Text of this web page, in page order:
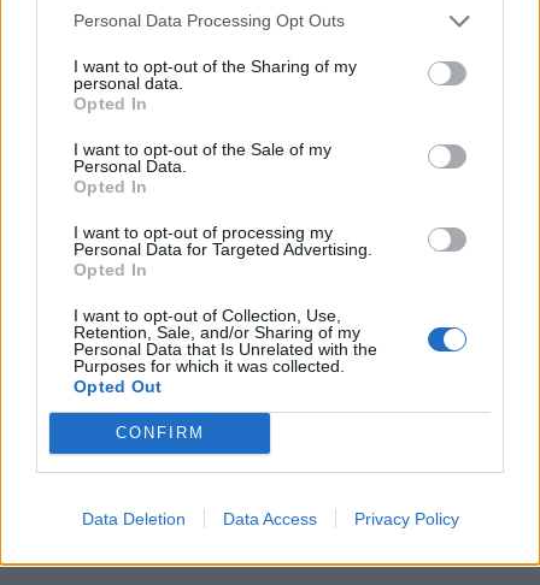
Personal Data Processing Opt Outs
I want to opt-out of the Sharing of my
personal data.
Opted In
I want to opt-out of the Sale of my
Personal Data.
Opted In
I want to opt-out of processing my
Personal Data for Targeted Advertising.
Opted In
I want to opt-out of Collection, Use,
Retention, Sale, and/or Sharing of my
Personal Data that Is Unrelated with the
Purposes for which it was collected.
Opted Out
CONFIRM
Data Deletion Data Access Privacy Policy